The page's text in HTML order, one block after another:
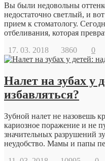
Вы были недовольны
недостаточно светлый, и
прием к стоматологу.
отбеливания, которая
17. 03. 2018
3860 0
Налет на зубах у
избавляться?
Зубной налет не назовешь
кариозное поражение и не
значительных разрушений
неудобство. Мамы и папы